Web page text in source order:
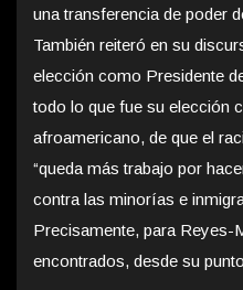
una transferencia de poder
También reiteró en su
elección como Presidente
todo lo que fue su elección
afroamericano, de que el
“queda más trabajo por
contra las minorías e
Precisamente, para Reyes-
encontrados, desde su